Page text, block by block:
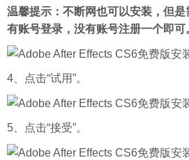
温馨提示：不断网也可以安装，但是
有账号登录，没有账号注册一个即可
4、点击“试用”。
5、点击“接受”。